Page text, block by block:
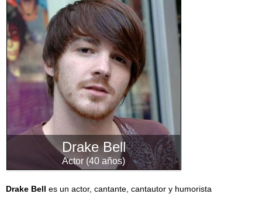
Drake Bell
Actor (40 años)
Drake Bell es un actor, cantante, cantautor y humorista